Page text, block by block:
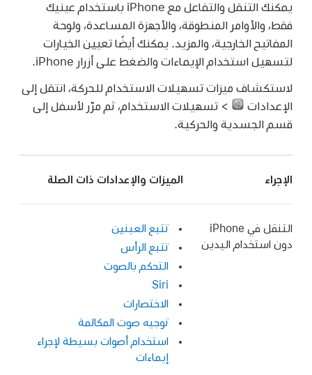
يمكنك التنقل والتفاعل مع iPhone باستخدام عينيك
فقط، والأوامر المنطوقة، والأجهزة المساعدة، ولوحة
المفاتيح الخارجية، والمزيد. يمكنك أيضًا تعيين الخيارات
لتسهيل استخدام الإيماءات والضغط على أزرار iPhone.
لاستكشاف ميزات تسهيلات الاستخدام للحركة، انتقل إلى
الإعدادات
> تسهيلات الاستخدام، ثم مرّر لأسفل إلى
قسم الجسدية والحركية.
الإجراء الميزات والإعدادات ذات الصلة
التنقل في iPhone
دون استخدام اليدين
تتبع العينين
تتبع الرأس
التحكم بالصوت
Siri
الاختصارات
توجيه صوت المكالمة
استخدام أصوات بسيطة لإجراء
إيماءات